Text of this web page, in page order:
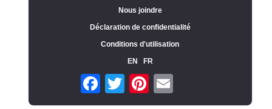
Nous joindre
Déclaration de confidentialité
Conditions d'utilisation
EN
FR